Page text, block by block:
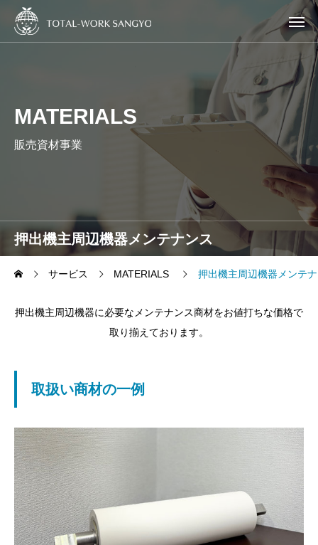
押出機主周辺機器メンテナンス
MATERIALS
販売資材事業
サービス MATERIALS 押出機主周辺機器メンテ
押出機主周辺機器に必要なメンテナンス商材をお値打ちな価格で
取り揃えております。
取扱い商材の一例